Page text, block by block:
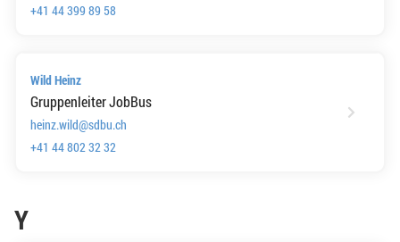
+41 44 399 89 58
Wild Heinz
Gruppenleiter JobBus
heinz.wild@sdbu.ch
+41 44 802 32 32
Y